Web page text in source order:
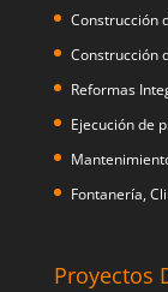
Construcción
Construcción
Reformas
Ejecución de
Fontanería,
Proyectos